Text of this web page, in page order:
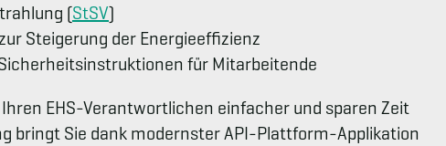
(StSV)
Steigerung der Energieeffizienz
für Mitarbeitende
Ihren EHS-Verantwortlichen einfacher und sparen Zeit
bringt Sie dank modernster API-Plattform-Applikation